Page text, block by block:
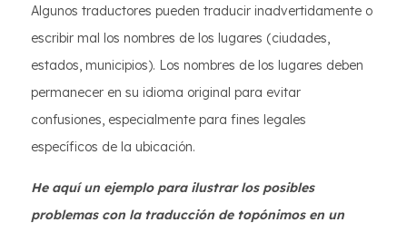
Algunos traductores pueden traducir inadvertidamente o
escribir mal los nombres de los lugares (ciudades,
estados, municipios). Los nombres de los lugares deben
permanecer en su idioma original para evitar
confusiones, especialmente para fines legales
específicos de la ubicación.
He aquí un ejemplo para ilustrar los posibles
problemas con la traducción de topónimos en un